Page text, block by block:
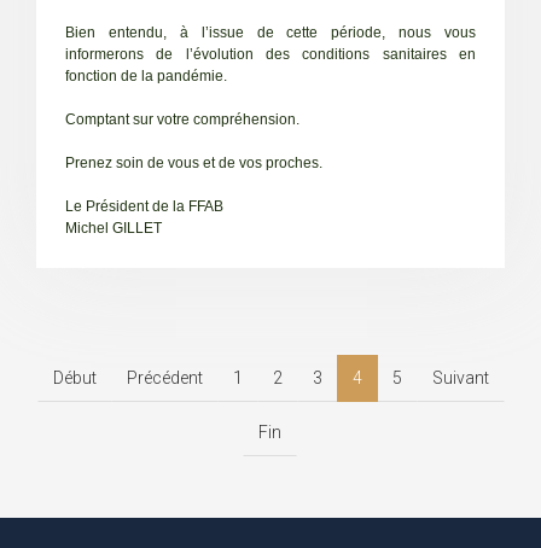
Bien entendu, à l’issue de cette période, nous vous
informerons de l’évolution des conditions sanitaires en
fonction de la pandémie.
Comptant sur votre compréhension.
Prenez soin de vous et de vos proches.
Le Président de la FFAB
Michel GILLET
Début Précédent 1 2 3 4 5 Suivant
Fin